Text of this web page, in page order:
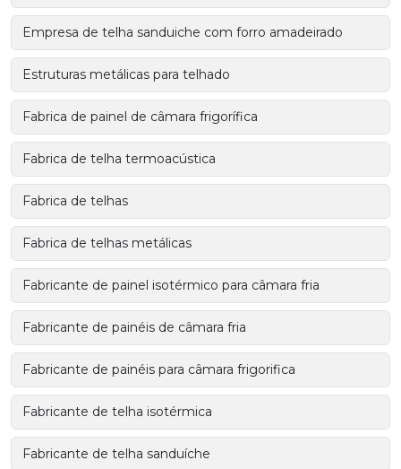
Empresa de telha sanduiche com forro amadeirado
Estruturas metálicas para telhado
Fabrica de painel de câmara frigorífica
Fabrica de telha termoacústica
Fabrica de telhas
Fabrica de telhas metálicas
Fabricante de painel isotérmico para câmara fria
Fabricante de painéis de câmara fria
Fabricante de painéis para câmara frigorifica
Fabricante de telha isotérmica
Fabricante de telha sanduíche